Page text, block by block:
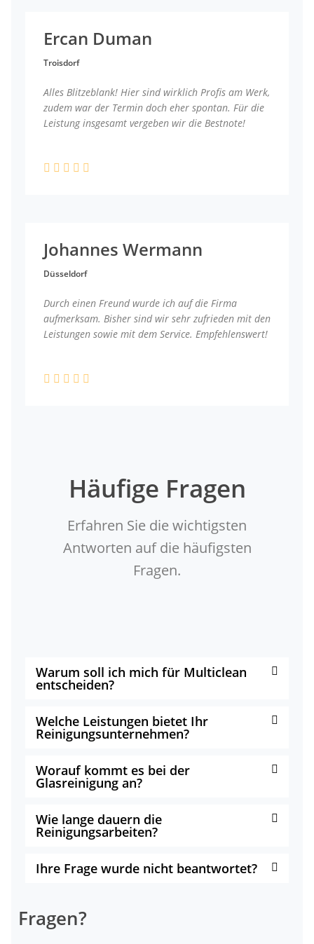
Ercan Duman
Troisdorf
Alles Blitzeblank! Hier sind wirklich Profis am Werk,
zudem war der Termin doch eher spontan. Für die
Leistung insgesamt vergeben wir die Bestnote!
Johannes Wermann
Düsseldorf
Durch einen Freund wurde ich auf die Firma
aufmerksam. Bisher sind wir sehr zufrieden mit den
Leistungen sowie mit dem Service. Empfehlenswert!
Häufige Fragen
Erfahren Sie die wichtigsten
Antworten auf die häufigsten
Fragen.
Warum soll ich mich für Multiclean
entscheiden?
Welche Leistungen bietet Ihr
Reinigungsunternehmen?
Worauf kommt es bei der
Glasreinigung an?
Wie lange dauern die
Reinigungsarbeiten?
Ihre Frage wurde nicht beantwortet?
Fragen?